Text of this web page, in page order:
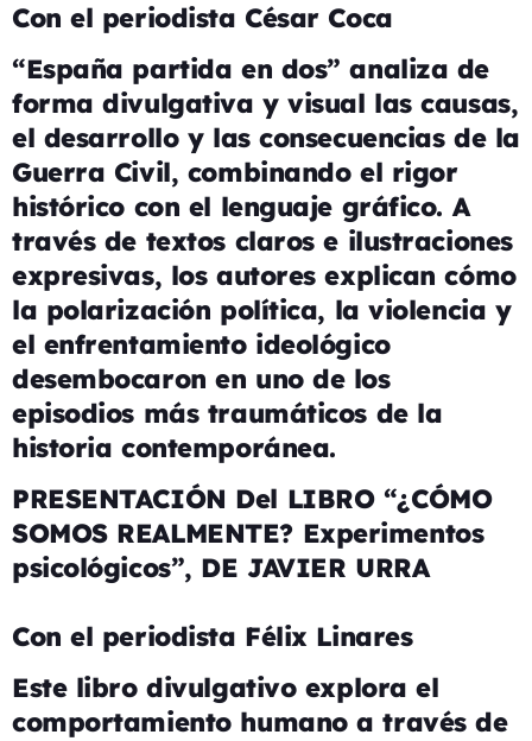
Con el periodista César Coca
“España partida en dos” analiza de
forma divulgativa y visual las causas,
el desarrollo y las consecuencias de la
Guerra Civil, combinando el rigor
histórico con el lenguaje gráfico. A
través de textos claros e ilustraciones
expresivas, los autores explican cómo
la polarización política, la violencia y
el enfrentamiento ideológico
desembocaron en uno de los
episodios más traumáticos de la
historia contemporánea.
PRESENTACIÓN Del LIBRO “¿CÓMO
SOMOS REALMENTE? Experimentos
psicológicos”, DE JAVIER URRA
Con el periodista Félix Linares
Este libro divulgativo explora el
comportamiento humano a través de